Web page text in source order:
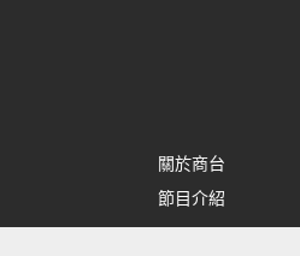
關於商台
節目介紹